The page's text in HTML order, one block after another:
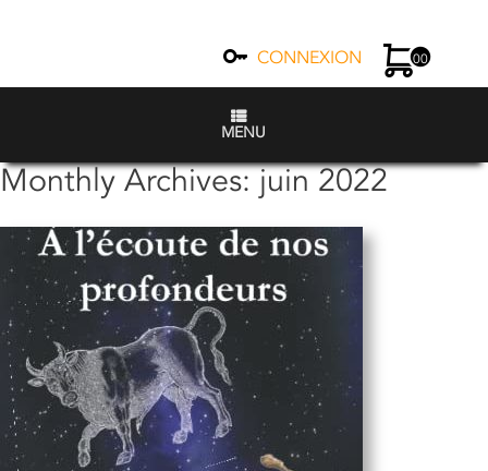
CONNEXION 00
MENU
Monthly Archives:juin 2022